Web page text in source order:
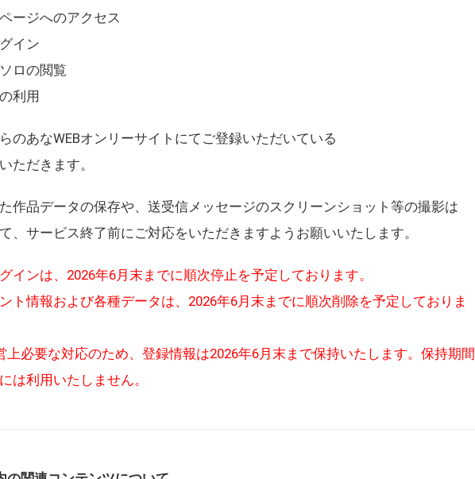
ージへのアクセス
イン
ロの閲覧
利用
のあなWEBオンリーサイトにてご登録いただいている
ただきます。
作品データの保存や、送受信メッセージのスクリーンショット等の撮影は
、サービス終了前にご対応をいただきますようお願いいたします。
インは、2026年6月末までに順次停止を予定しております。
ト情報および各種データは、2026年6月末までに順次削除を予定しておりま
必要な対応のため、登録情報は2026年6月末まで保持いたします。保持期間
は利用いたしません。